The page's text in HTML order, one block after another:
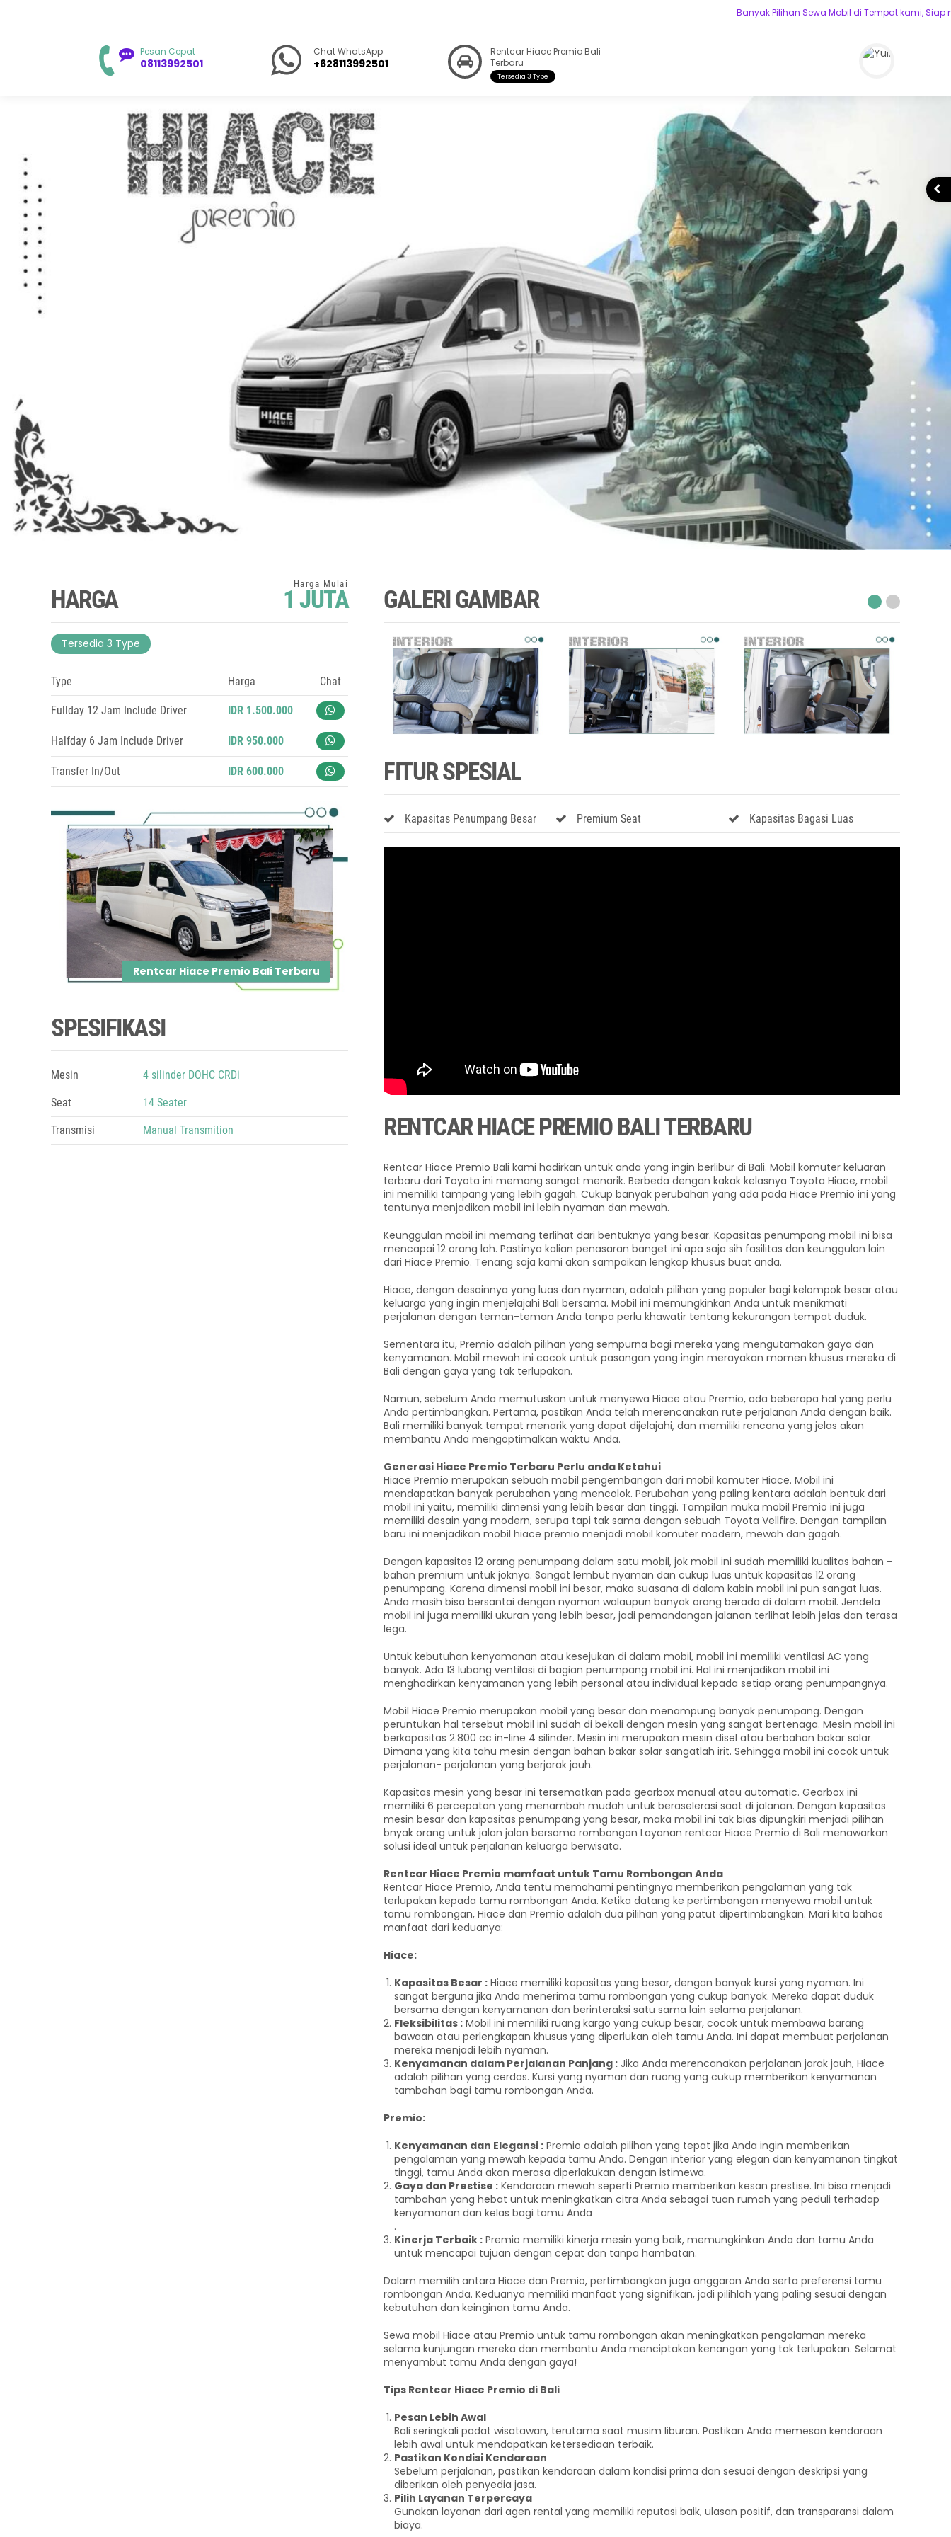
Banyak Pilihan Sewa Mobil di Tempat kami, Siap
Pesan Cepat
08113992501
Chat WhatsApp
+628113992501
Rentcar Hiace Premio Bali
Terbaru
Tersedia 3 Type
HARGA 1 JUTA
Tersedia 3 Type
Type Harga Chat
Fullday 12 Jam Include Driver IDR 1.500.000
Halfday 6 Jam Include Driver IDR 950.000
Transfer In/Out IDR 600.000
Rentcar Hiace Premio Bali Terbaru
SPESIFIKASI
Mesin 4 silinder DOHC CRDi
Seat 14 Seater
Transmisi Manual Transmition
GALERI GAMBAR
FITUR SPESIAL
Kapasitas Penumpang Besar Premium Seat Kapasitas Bagasi Luas
RENTCAR HIACE PREMIO BALI TERBARU
Rentcar Hiace Premio Bali kami hadirkan untuk anda yang ingin berlibur di Bali. Mobil komuter keluaran
terbaru dari Toyota ini memang sangat menarik. Berbeda dengan kakak kelasnya Toyota Hiace, mobil
ini memiliki tampang yang lebih gagah. Cukup banyak perubahan yang ada pada Hiace Premio ini yang
tentunya menjadikan mobil ini lebih nyaman dan mewah.
Keunggulan mobil ini memang terlihat dari bentuknya yang besar. Kapasitas penumpang mobil ini bisa
mencapai 12 orang loh. Pastinya kalian penasaran banget ini apa saja sih fasilitas dan keunggulan lain
dari Hiace Premio. Tenang saja kami akan sampaikan lengkap khusus buat anda.
Hiace, dengan desainnya yang luas dan nyaman, adalah pilihan yang populer bagi kelompok besar atau
keluarga yang ingin menjelajahi Bali bersama. Mobil ini memungkinkan Anda untuk menikmati
perjalanan dengan teman-teman Anda tanpa perlu khawatir tentang kekurangan tempat duduk.
Sementara itu, Premio adalah pilihan yang sempurna bagi mereka yang mengutamakan gaya dan
kenyamanan. Mobil mewah ini cocok untuk pasangan yang ingin merayakan momen khusus mereka di
Bali dengan gaya yang tak terlupakan.
Namun, sebelum Anda memutuskan untuk menyewa Hiace atau Premio, ada beberapa hal yang perlu
Anda pertimbangkan. Pertama, pastikan Anda telah merencanakan rute perjalanan Anda dengan baik.
Bali memiliki banyak tempat menarik yang dapat dijelajahi, dan memiliki rencana yang jelas akan
membantu Anda mengoptimalkan waktu Anda.
Generasi Hiace Premio Terbaru Perlu anda Ketahui
Hiace Premio merupakan sebuah mobil pengembangan dari mobil komuter Hiace. Mobil ini
mendapatkan banyak perubahan yang mencolok. Perubahan yang paling kentara adalah bentuk dari
mobil ini yaitu, memiliki dimensi yang lebih besar dan tinggi. Tampilan muka mobil Premio ini juga
memiliki desain yang modern, serupa tapi tak sama dengan sebuah Toyota Vellfire. Dengan tampilan
baru ini menjadikan mobil hiace premio menjadi mobil komuter modern, mewah dan gagah.
Dengan kapasitas 12 orang penumpang dalam satu mobil, jok mobil ini sudah memiliki kualitas bahan –
bahan premium untuk joknya. Sangat lembut nyaman dan cukup luas untuk kapasitas 12 orang
penumpang. Karena dimensi mobil ini besar, maka suasana di dalam kabin mobil ini pun sangat luas.
Anda masih bisa bersantai dengan nyaman walaupun banyak orang berada di dalam mobil. Jendela
mobil ini juga memiliki ukuran yang lebih besar, jadi pemandangan jalanan terlihat lebih jelas dan terasa
lega.
Untuk kebutuhan kenyamanan atau kesejukan di dalam mobil, mobil ini memiliki ventilasi AC yang
banyak. Ada 13 lubang ventilasi di bagian penumpang mobil ini. Hal ini menjadikan mobil ini
menghadirkan kenyamanan yang lebih personal atau individual kepada setiap orang penumpangnya.
Mobil Hiace Premio merupakan mobil yang besar dan menampung banyak penumpang. Dengan
peruntukan hal tersebut mobil ini sudah di bekali dengan mesin yang sangat bertenaga. Mesin mobil ini
berkapasitas 2.800 cc in-line 4 silinder. Mesin ini merupakan mesin disel atau berbahan bakar solar.
Dimana yang kita tahu mesin dengan bahan bakar solar sangatlah irit. Sehingga mobil ini cocok untuk
perjalanan- perjalanan yang berjarak jauh.
Kapasitas mesin yang besar ini tersematkan pada gearbox manual atau automatic. Gearbox ini
memiliki 6 percepatan yang menambah mudah untuk beraselerasi saat di jalanan. Dengan kapasitas
mesin besar dan kapasitas penumpang yang besar, maka mobil ini tak bias dipungkiri menjadi pilihan
bnyak orang untuk jalan jalan bersama rombongan Layanan rentcar Hiace Premio di Bali menawarkan
solusi ideal untuk perjalanan keluarga berwisata.
Rentcar Hiace Premio mamfaat untuk Tamu Rombongan Anda
Rentcar Hiace Premio, Anda tentu memahami pentingnya memberikan pengalaman yang tak
terlupakan kepada tamu rombongan Anda. Ketika datang ke pertimbangan menyewa mobil untuk
tamu rombongan, Hiace dan Premio adalah dua pilihan yang patut dipertimbangkan. Mari kita bahas
manfaat dari keduanya:
Hiace:
Kapasitas Besar : Hiace memiliki kapasitas yang besar, dengan banyak kursi yang nyaman. Ini
sangat berguna jika Anda menerima tamu rombongan yang cukup banyak. Mereka dapat duduk
bersama dengan kenyamanan dan berinteraksi satu sama lain selama perjalanan.
Fleksibilitas : Mobil ini memiliki ruang kargo yang cukup besar, cocok untuk membawa barang
bawaan atau perlengkapan khusus yang diperlukan oleh tamu Anda. Ini dapat membuat perjalanan
mereka menjadi lebih nyaman.
Kenyamanan dalam Perjalanan Panjang : Jika Anda merencanakan perjalanan jarak jauh, Hiace
adalah pilihan yang cerdas. Kursi yang nyaman dan ruang yang cukup memberikan kenyamanan
tambahan bagi tamu rombongan Anda.
Premio:
Kenyamanan dan Elegansi : Premio adalah pilihan yang tepat jika Anda ingin memberikan
pengalaman yang mewah kepada tamu Anda. Dengan interior yang elegan dan kenyamanan tingkat
tinggi, tamu Anda akan merasa diperlakukan dengan istimewa.
Gaya dan Prestise : Kendaraan mewah seperti Premio memberikan kesan prestise. Ini bisa menjadi
tambahan yang hebat untuk meningkatkan citra Anda sebagai tuan rumah yang peduli terhadap
kenyamanan dan kelas bagi tamu Anda
.
Kinerja Terbaik : Premio memiliki kinerja mesin yang baik, memungkinkan Anda dan tamu Anda
untuk mencapai tujuan dengan cepat dan tanpa hambatan.
Dalam memilih antara Hiace dan Premio, pertimbangkan juga anggaran Anda serta preferensi tamu
rombongan Anda. Keduanya memiliki manfaat yang signifikan, jadi pilihlah yang paling sesuai dengan
kebutuhan dan keinginan tamu Anda.
Sewa mobil Hiace atau Premio untuk tamu rombongan akan meningkatkan pengalaman mereka
selama kunjungan mereka dan membantu Anda menciptakan kenangan yang tak terlupakan. Selamat
menyambut tamu Anda dengan gaya!
Tips Rentcar Hiace Premio di Bali
Pesan Lebih Awal
Bali seringkali padat wisatawan, terutama saat musim liburan. Pastikan Anda memesan kendaraan
lebih awal untuk mendapatkan ketersediaan terbaik.
Pastikan Kondisi Kendaraan
Sebelum perjalanan, pastikan kendaraan dalam kondisi prima dan sesuai dengan deskripsi yang
diberikan oleh penyedia jasa.
Pilih Layanan Terpercaya
Gunakan layanan dari agen rental yang memiliki reputasi baik, ulasan positif, dan transparansi dalam
biaya.